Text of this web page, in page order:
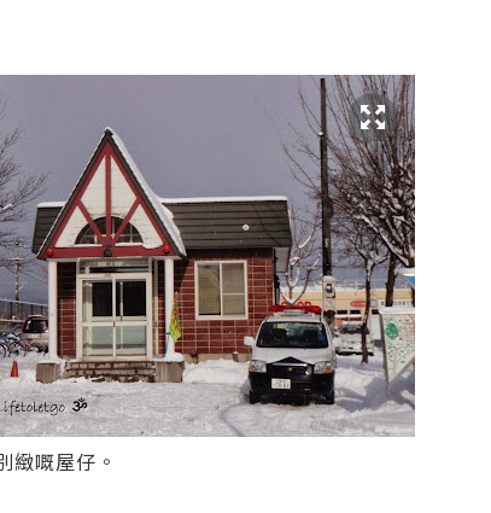
緻嘅屋仔。